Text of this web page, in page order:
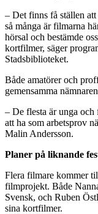
– Det finns få ställen
så många är filmarna
hörsal och bestämde
kortfilmer, säger
Stadsbiblioteket.
Både amatörer och
gemensamma
– De flesta är unga
att ha som arbetsprov
Malin Andersson.
Planer på liknande
Flera filmare kommer
filmprojekt. Både
Svensk, och Ruben
sina kortfilmer.